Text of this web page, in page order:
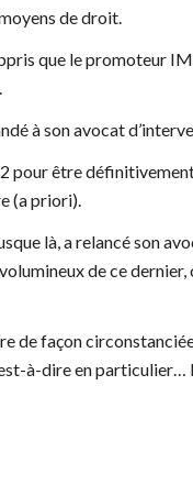
de droit.
que le promoteur
à son avocat
pour être
(a priori).
là, a relancé son
de ce
de façon
à-dire en particulier…